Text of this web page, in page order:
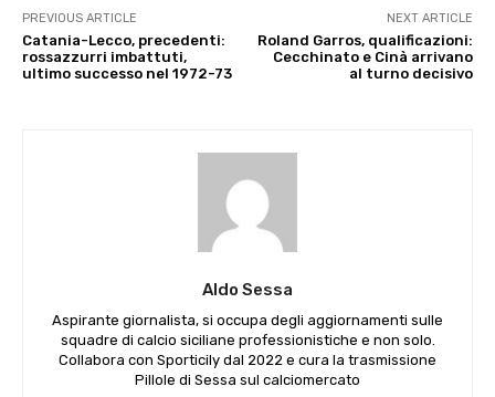
PREVIOUS ARTICLE
Catania-Lecco, precedenti:
rossazzurri imbattuti,
ultimo successo nel 1972-73
NEXT ARTICLE
Roland Garros, qualificazioni:
Cecchinato e Cinà arrivano
al turno decisivo
Aldo Sessa
Aspirante giornalista, si occupa degli aggiornamenti sulle
squadre di calcio siciliane professionistiche e non solo.
Collabora con Sporticily dal 2022 e cura la trasmissione
Pillole di Sessa sul calciomercato